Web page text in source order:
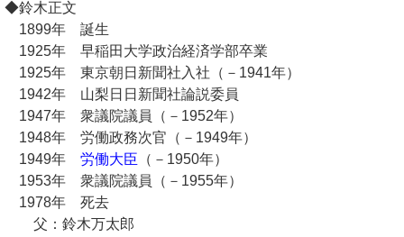
◆鈴木正文
1899年 誕生
1925年 早稲田大学政治経済学部卒業
1925年 東京朝日新聞社入社（－1941年）
1942年 山梨日日新聞社論説委員
1947年 衆議院議員（－1952年）
1948年 労働政務次官（－1949年）
1949年 労働大臣 （－1950年）
1953年 衆議院議員（－1955年）
1978年 死去
父：鈴木万太郎